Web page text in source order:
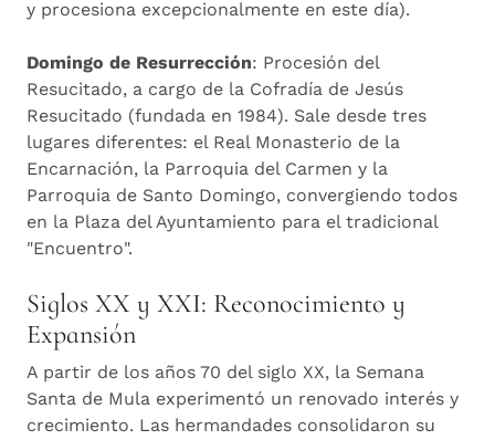
y procesiona excepcionalmente en este día).
Domingo de Resurrección: Procesión del
Resucitado, a cargo de la Cofradía de Jesús
Resucitado (fundada en 1984). Sale desde tres
lugares diferentes: el Real Monasterio de la
Encarnación, la Parroquia del Carmen y la
Parroquia de Santo Domingo, convergiendo todos
en la Plaza del Ayuntamiento para el tradicional
"Encuentro".
Siglos XX y XXI: Reconocimiento y
Expansión
A partir de los años 70 del siglo XX, la Semana
Santa de Mula experimentó un renovado interés y
crecimiento. Las hermandades consolidaron su